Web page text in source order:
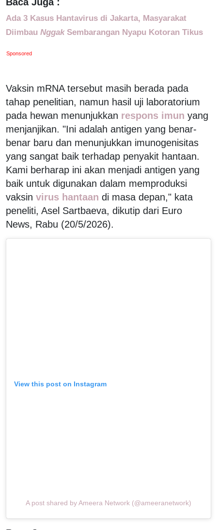
Ada 3 Kasus Hantavirus di Jakarta, Masyarakat
Diimbau NggakSembarangan Nyapu Kotoran Tikus
Sponsored
Vaksin mRNA tersebut masih berada pada
tahap penelitian, namun hasil uji laboratorium
pada hewan menunjukkan respons imun yang
menjanjikan. "Ini adalah antigen yang benar-
benar baru dan menunjukkan imunogenisitas
yang sangat baik terhadap penyakit hantaan.
Kami berharap ini akan menjadi antigen yang
baik untuk digunakan dalam memproduksi
vaksin virus hantaan di masa depan," kata
peneliti, Asel Sartbaeva, dikutip dari Euro
News, Rabu (20/5/2026).
View this post on Instagram
A post shared by Ameera Network (@ameeranetwork)